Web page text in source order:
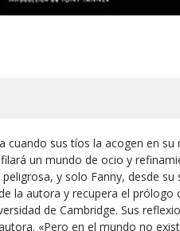
cuando sus tíos la acogen en
un mundo de ocio y
y solo Fanny, desde
la autora y recupera el
de Cambridge. Sus
«Pero en el mundo no